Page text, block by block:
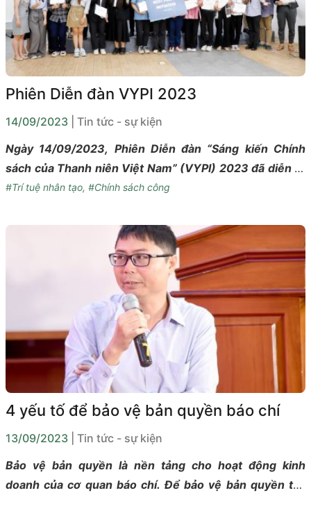
Phiên Diễn đàn VYPI 2023
14/09/2023
| Tin tức - sự kiện
Ngày 14/09/2023, Phiên Diễn đàn “Sáng kiến Chính
sách của Thanh niên Việt Nam” (VYPI) 2023 đã diễn ra
tại Hà Nội với sự tham gia của các đại biểu chính thức,
dự thính.
#Trí tuệ nhân tạo, #Chính sách công
4 yếu tố để bảo vệ bản quyền báo chí
13/09/2023
| Tin tức - sự kiện
Bảo vệ bản quyền là nền tảng cho hoạt động kinh
doanh của cơ quan báo chí. Để bảo vệ bản quyền tác